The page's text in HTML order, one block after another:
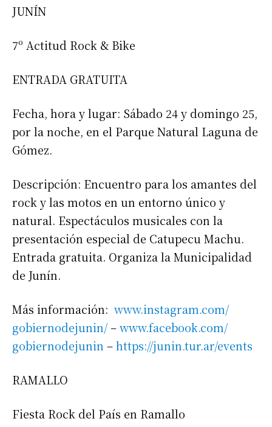
JUNÍN
7º Actitud Rock & Bike
ENTRADA GRATUITA
Fecha, hora y lugar: Sábado 24 y domingo 25,
por la noche, en el Parque Natural Laguna de
Gómez.
Descripción: Encuentro para los amantes del
rock y las motos en un entorno único y
natural. Espectáculos musicales con la
presentación especial de Catupecu Machu.
Entrada gratuita. Organiza la Municipalidad
de Junín.
Más información: www.instagram.com/
gobiernodejunin/–www.facebook.com/
gobiernodejunin –https://junin.tur.ar/events
RAMALLO
Fiesta Rock del País en Ramallo